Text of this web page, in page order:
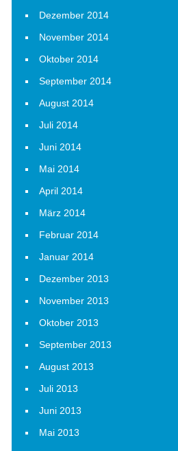
Dezember 2014
November 2014
Oktober 2014
September 2014
August 2014
Juli 2014
Juni 2014
Mai 2014
April 2014
März 2014
Februar 2014
Januar 2014
Dezember 2013
November 2013
Oktober 2013
September 2013
August 2013
Juli 2013
Juni 2013
Mai 2013